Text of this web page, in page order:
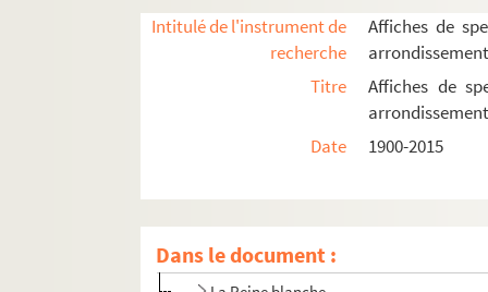
Intitulé de l'instrument de
recherche
Affiches de
Titre
Affiches de
Date
1900-2015
Dans le document :
L'Hippodrome
Historial de Montmartre
Lavoir moderne parisien
Manufacture des Abbesses
Moulin de la Galette
Patachon